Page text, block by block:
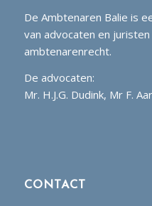
De Ambtenaren Balie is
van advocaten en
ambtenarenrecht.
De advocaten:
Mr. H.J.G. Dudink, Mr F.
CONTACT